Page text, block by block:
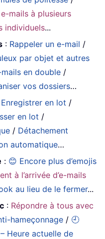
mails à plusieurs
individuels...
: Rappeler un e-mail /
par objet et autres
en double /
vos dossiers…
Enregistrer en lot /
en lot /
/ Détachement
automatique…
: 😊 Encore plus d’emojis
à l’arrivée d’e-mails
au lieu de le fermer...
: Répondre à tous avec
hameçonnage / 🕘
Heure actuelle de